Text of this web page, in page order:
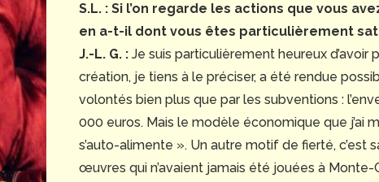
S.L. : Si l’on regarde les actions que vous
en a-t-il dont vous êtes particulièrement
J.-L. G. : Je suis particulièrement heureux d’avoir
création, je tiens à le préciser, a été rendue
volontés bien plus que par les subventions :
000 euros. Mais le modèle économique que j’ai
s’auto-alimente ». Un autre motif de fierté, c’est
œuvres qui n’avaient jamais été jouées à